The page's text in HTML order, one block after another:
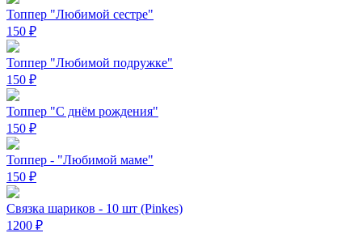
Топпер "Любимой сестре"
150 ₽
Топпер "Любимой подружке"
150 ₽
Топпер "С днём рождения"
150 ₽
Топпер - "Любимой маме"
150 ₽
Связка шариков - 10 шт (Pinkes)
1200 ₽